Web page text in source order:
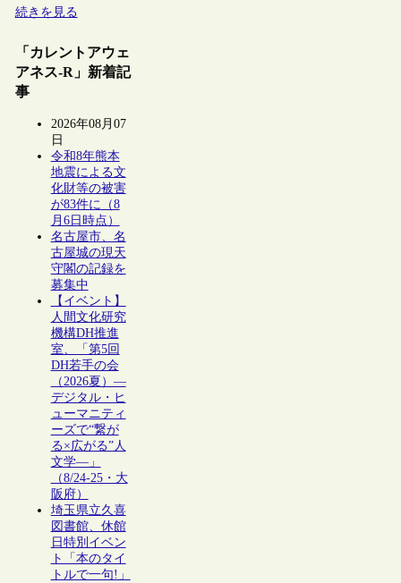
続きを見る
「カレントアウェ
アネス-R」新着記
事
2026年08月07
日
令和8年熊本
地震による文
化財等の被害
が83件に（8
月6日時点）
名古屋市、名
古屋城の現天
守閣の記録を
募集中
【イベント】
人間文化研究
機構DH推進
室、「第5回
DH若手の会
（2026夏）―
デジタル・ヒ
ューマニティ
ーズで“繋が
る×広がる”人
文学―」
（8/24-25・大
阪府）
埼玉県立久喜
図書館、休館
日特別イベン
ト「本のタイ
トルで一句!」